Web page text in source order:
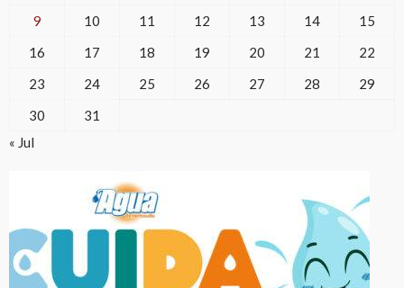
9
10 11 12 13 14
15
16
17 18 19 20 21
22
23
24 25 26 27 28
29
30
31
« Jul